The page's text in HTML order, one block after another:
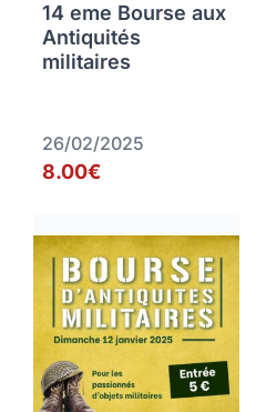
14 eme Bourse aux
Antiquités
militaires
26/02/2025
8.00€